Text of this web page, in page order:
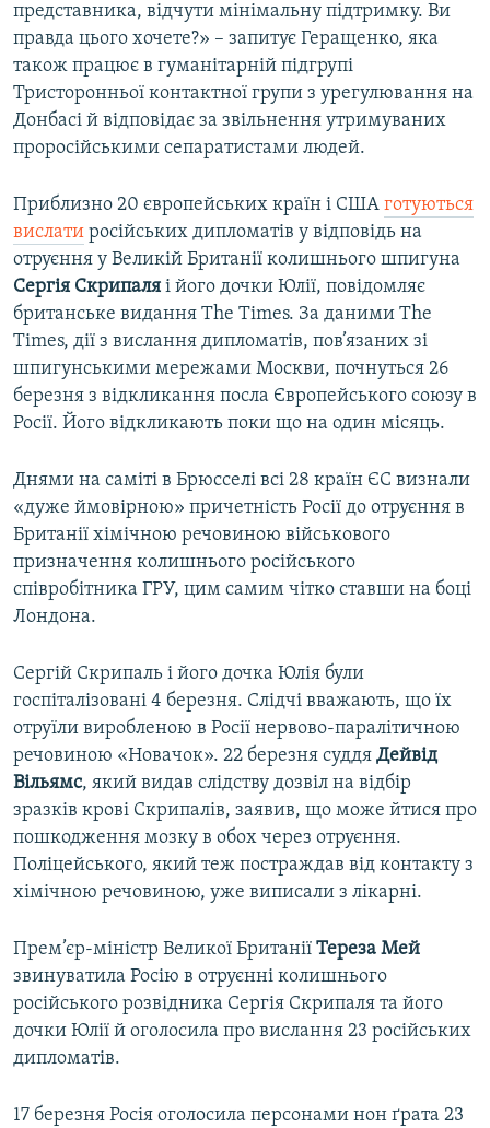
представника, відчути мінімальну підтримку. Ви
правда цього хочете?» – запитує Геращенко, яка
також працює в гуманітарній підгрупі
Тристоронньої контактної групи з урегулювання на
Донбасі й відповідає за звільнення утримуваних
проросійськими сепаратистами людей.
Приблизно 20 європейських країн і США готуються
вислати російських дипломатів у відповідь на
отруєння у Великій Британії колишнього шпигуна
Сергія Скрипаля і його дочки Юлії, повідомляє
британське видання The Times. За даними The
Times, дії з вислання дипломатів, пов’язаних зі
шпигунськими мережами Москви, почнуться 26
березня з відкликання посла Європейського союзу в
Росії. Його відкликають поки що на один місяць.
Днями на саміті в Брюсселі всі 28 країн ЄС визнали
«дуже ймовірною» причетність Росії до отруєння в
Британії хімічною речовиною військового
призначення колишнього російського
співробітника ГРУ, цим самим чітко ставши на боці
Лондона.
Сергій Скрипаль і його дочка Юлія були
госпіталізовані 4 березня. Слідчі вважають, що їх
отруїли виробленою в Росії нервово-паралітичною
речовиною «Новачок». 22 березня суддя Дейвід
Вільямс, який видав слідству дозвіл на відбір
зразків крові Скрипалів, заявив, що може йтися про
пошкодження мозку в обох через отруєння.
Поліцейського, який теж постраждав від контакту з
хімічною речовиною, уже виписали з лікарні.
Прем’єр-міністр Великої Британії Тереза Мей
звинуватила Росію в отруєнні колишнього
російського розвідника Сергія Скрипаля та його
дочки Юлії й оголосила про вислання 23 російських
дипломатів.
17 березня Росія оголосила персонами нон ґрата 23